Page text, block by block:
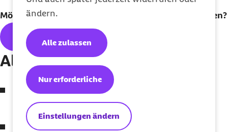
ändern.
Einstellungen ändern
Nur erforderliche
Alle zulassen
Möchten Sie unseren regelmäßig erhalten?
Hier geht's zum kostenlosen
Alle Themen der Ausgabe:
Nicht nur zur Fête de la Musique: Musik stärkt
unsere Gesundheit
Massagepistolen – wirklich sinnvoll oder eher